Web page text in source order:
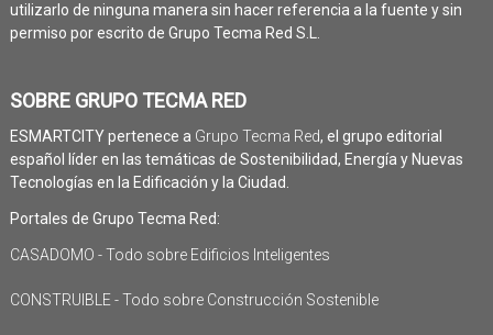
utilizarlo de ninguna manera sin hacer referencia a la fuente y sin
permiso por escrito de Grupo Tecma Red S.L.
SOBRE GRUPO TECMA RED
ESMARTCITY pertenece a Grupo Tecma Red, el grupo editorial
español líder en las temáticas de Sostenibilidad, Energía y Nuevas
Tecnologías en la Edificación y la Ciudad.
Portales de Grupo Tecma Red:
CASADOMO - Todo sobre Edificios Inteligentes
CONSTRUIBLE - Todo sobre Construcción Sostenible